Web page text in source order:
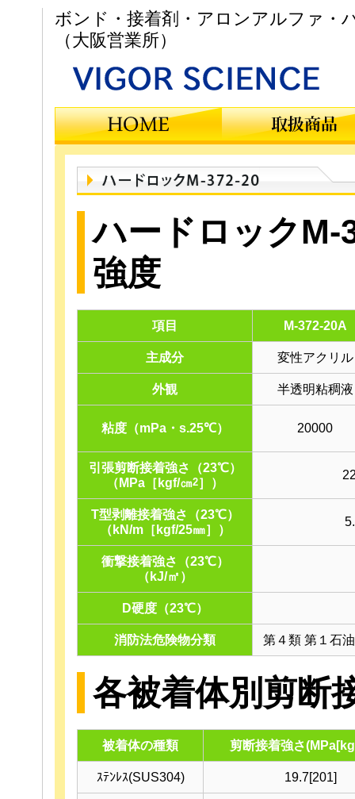
ボンド・接着剤・アロンアルファ・
（大阪営業所）
ハードロックM-
強度
項目 M-372-20A
主成分 変性アクリル
外観 半透明粘稠液
粘度（mPa・s.25℃） 20000
引張剪断接着強さ（23℃）
（MPa［kgf/㎝2］）
T型剥離接着強さ（23℃）
（kN/m［kgf/25㎜］）
衝撃接着強さ（23℃）
（kJ/㎡）
D硬度（23℃）
消防法危険物分類 第４類 第１石
各被着体別剪断
被着体の種類 剪断接着強さ
ｽﾃﾝﾚｽ(SUS304) 19.7[201]